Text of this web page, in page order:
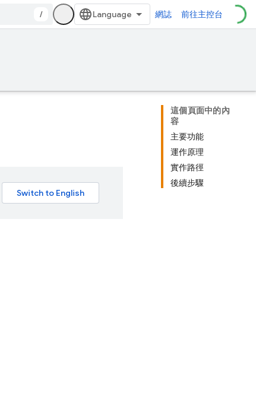
/ 網誌 前往主控台
這個頁面中的內
容
主要功能
運作原理
實作路徑
後續步驟